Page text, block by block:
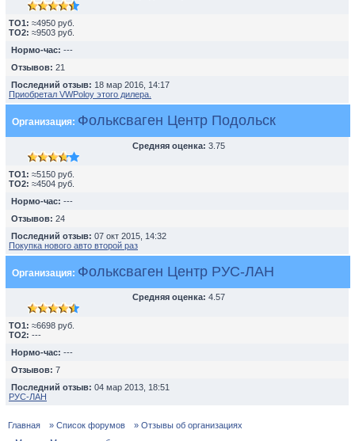
TO1: ≈4950 руб.
TO2: ≈9503 руб.
Нормо-час: ---
Отзывов: 21
Последний отзыв: 18 мар 2016, 14:17
Приобретал VWPoloу этого дилера.
Организация: Фольксваген Центр Подольск
Средняя оценка: 3.75
TO1: ≈5150 руб.
TO2: ≈4504 руб.
Нормо-час: ---
Отзывов: 24
Последний отзыв: 07 окт 2015, 14:32
Покупка нового авто второй раз
Организация: Фольксваген Центр РУС-ЛАН
Средняя оценка: 4.57
TO1: ≈6698 руб.
TO2: ---
Нормо-час: ---
Отзывов: 7
Последний отзыв: 04 мар 2013, 18:51
РУС-ЛАН
Главная » Список форумов
» Отзывы об организациях